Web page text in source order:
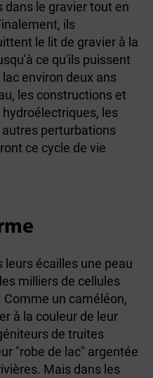
dans le gravier tout en
ils
le lit de gravier à la
ce qu'ils puissent
environ deux ans
les constructions et
les
perturbations
ce cycle de vie
écailles une peau
milliers de cellules
un caméléon,
à la couleur de leur
de truites
"robe de lac" argentée
Mais dans les